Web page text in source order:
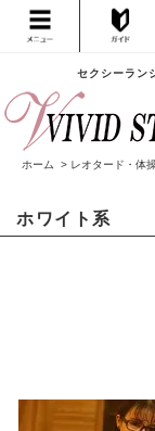
セクシーラン
ホーム > レオタード・体
ホワイト系